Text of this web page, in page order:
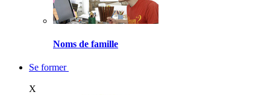
Noms de famille
Se former
X